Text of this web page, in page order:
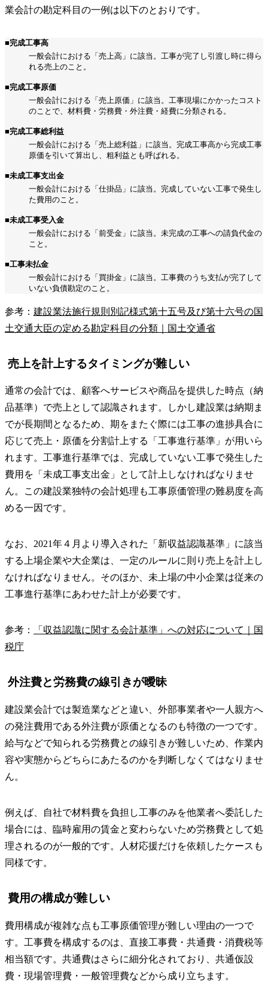
業会計の勘定科目の一例は以下のとおりです。
■完成工事高
一般会計における「売上高」に該当。工事が完了し引渡し時に得ら
れる売上のこと。
■完成工事原価
一般会計における「売上原価」に該当。工事現場にかかったコスト
のことで、材料費・労務費・外注費・経費に分類される。
■完成工事総利益
一般会計における「売上総利益」に該当。完成工事高から完成工事
原価を引いて算出し、粗利益とも呼ばれる。
■未成工事支出金
一般会計における「仕掛品」に該当。完成していない工事で発生し
た費用のこと。
■未成工事受入金
一般会計における「前受金」に該当。未完成の工事への請負代金の
こと。
■工事未払金
一般会計における「買掛金」に該当。工事費のうち支払が完了して
いない負債勘定のこと。
参考： 建設業法施行規則別記様式第十五号及び第十六号の国
土交通大臣の定める勘定科目の分類｜国土交通省
売上を計上するタイミングが難しい
通常の会計では、顧客へサービスや商品を提供した時点（納
品基準）で売上として認識されます。しかし建設業は納期ま
でが長期間となるため、期をまたぐ際には工事の進捗具合に
応じて売上・原価を分割計上する「工事進行基準」が用いら
れます。工事進行基準では、完成していない工事で発生した
費用を「未成工事支出金」として計上しなければなりませ
ん。この建設業独特の会計処理も工事原価管理の難易度を高
める一因です。
なお、2021年４月より導入された「新収益認識基準」に該当
する上場企業や大企業は、一定のルールに則り売上を計上し
なければなりません。そのほか、未上場の中小企業は従来の
工事進行基準にあわせた計上が必要です。
参考：
「収益認識に関する会計基準」への対応について｜国
税庁
外注費と労務費の線引きが曖昧
建設業会計では製造業などと違い、外部事業者や一人親方へ
の発注費用である外注費が原価となるのも特徴の一つです。
給与などで知られる労務費との線引きが難しいため、作業内
容や実態からどちらにあたるのかを判断しなくてはなりませ
ん。
例えば、自社で材料費を負担し工事のみを他業者へ委託した
場合には、臨時雇用の賃金と変わらないため労務費として処
理されるのが一般的です。人材応援だけを依頼したケースも
同様です。
費用の構成が難しい
費用構成が複雑な点も工事原価管理が難しい理由の一つで
す。工事費を構成するのは、直接工事費・共通費・消費税等
相当額です。共通費はさらに細分化されており、共通仮設
費・現場管理費・一般管理費などから成り立ちます。